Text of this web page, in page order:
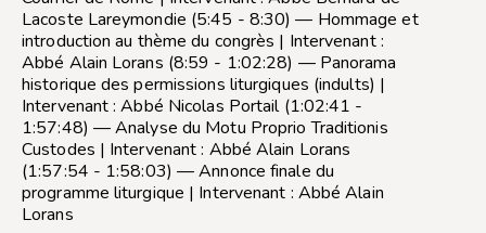
Lacoste Lareymondie (5:45 - 8:30) — Hommage et
introduction au thème du congrès | Intervenant :
Abbé Alain Lorans (8:59 - 1:02:28) — Panorama
historique des permissions liturgiques (indults) |
Intervenant : Abbé Nicolas Portail (1:02:41 -
1:57:48) — Analyse du Motu Proprio Traditionis
Custodes | Intervenant : Abbé Alain Lorans
(1:57:54 - 1:58:03) — Annonce finale du
programme liturgique | Intervenant : Abbé Alain
Lorans